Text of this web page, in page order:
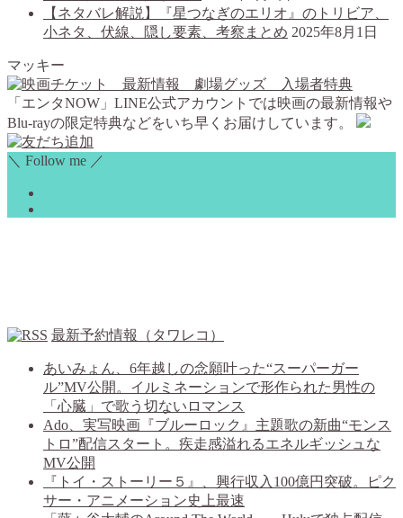
【ネタバレ解説】『星つなぎのエリオ』のトリビア、
小ネタ、伏線、隠し要素、考察まとめ 2025年8月1日
マッキー
「エンタNOW」LINE公式アカウントでは映画の最新情報や
Blu-rayの限定特典などをいち早くお届けしています。
＼ Follow me ／
最新予約情報（タワレコ）
あいみょん、6年越しの念願叶った“スーパーガー
ル”MV公開。イルミネーションで形作られた男性の
「心臓」で歌う切ないロマンス
Ado、実写映画『ブルーロック』主題歌の新曲“モンス
トロ”配信スタート。疾走感溢れるエネルギッシュな
MV公開
『トイ・ストーリー５』、興行収入100億円突破。ピク
サー・アニメーション史上最速